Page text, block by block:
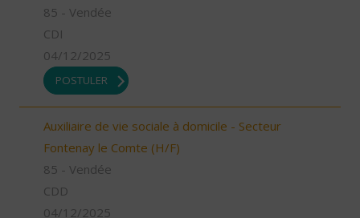
85 - Vendée
CDI
04/12/2025
POSTULER
Auxiliaire de vie sociale à domicile - Secteur
Fontenay le Comte (H/F)
85 - Vendée
CDD
04/12/2025